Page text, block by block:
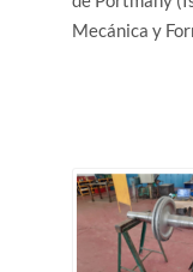
Mecánica y